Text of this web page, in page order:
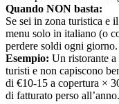
Quando NON basta:
Se sei in zona turistica e
menu solo in italiano (o
perdere soldi ogni giorno.
Esempio: Un ristorante
turisti e non capiscono
di €10-15 a copertura ×
di fatturato perso all’anno.